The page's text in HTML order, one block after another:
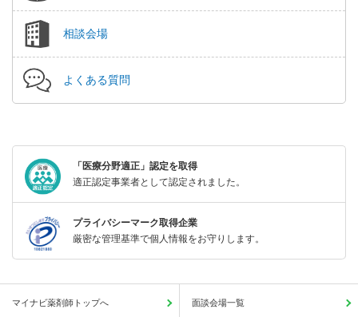
相談会場
よくある質問
「医療分野適正」認定を取得
適正認定事業者として認定されました。
プライバシーマーク取得企業
厳密な管理基準で個人情報をお守りします。
マイナビ薬剤師トップへ 面談会場一覧